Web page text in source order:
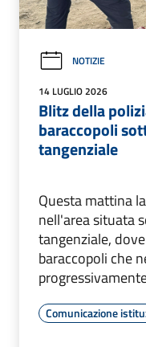
NOTIZIE
14 LUGLIO 2026
Blitz della
baraccopoli
tangenziale
Questa mattina
nell'area situata
tangenziale,
baraccopoli che
Comunicazione